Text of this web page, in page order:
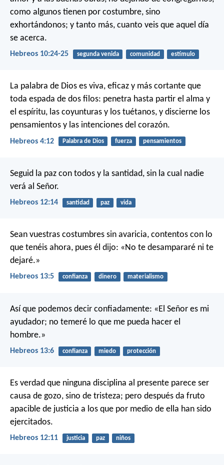
como algunos tienen por costumbre, sino
exhortándonos; y tanto más, cuanto veis que aquel día
se acerca.
Hebreos 10:24-25 segunda venida comunidad estímulo
La palabra de Dios es viva, eficaz y más cortante que
toda espada de dos filos: penetra hasta partir el alma y
el espíritu, las coyunturas y los tuétanos, y discierne los
pensamientos y las intenciones del corazón.
Hebreos 4:12 Palabra de Dios fuerza pensamientos
Seguid la paz con todos y la santidad, sin la cual nadie
verá al Señor.
Hebreos 12:14 santidad paz vida
Sean vuestras costumbres sin avaricia, contentos con lo
que tenéis ahora, pues él dijo: «No te desampararé ni te
dejaré.»
Hebreos 13:5 confianza dinero materialismo
Así que podemos decir confiadamente: «El Señor es mi
ayudador; no temeré lo que me pueda hacer el
hombre.»
Hebreos 13:6 confianza miedo protección
Es verdad que ninguna disciplina al presente parece ser
causa de gozo, sino de tristeza; pero después da fruto
apacible de justicia a los que por medio de ella han sido
ejercitados.
Hebreos 12:11 justicia paz niños